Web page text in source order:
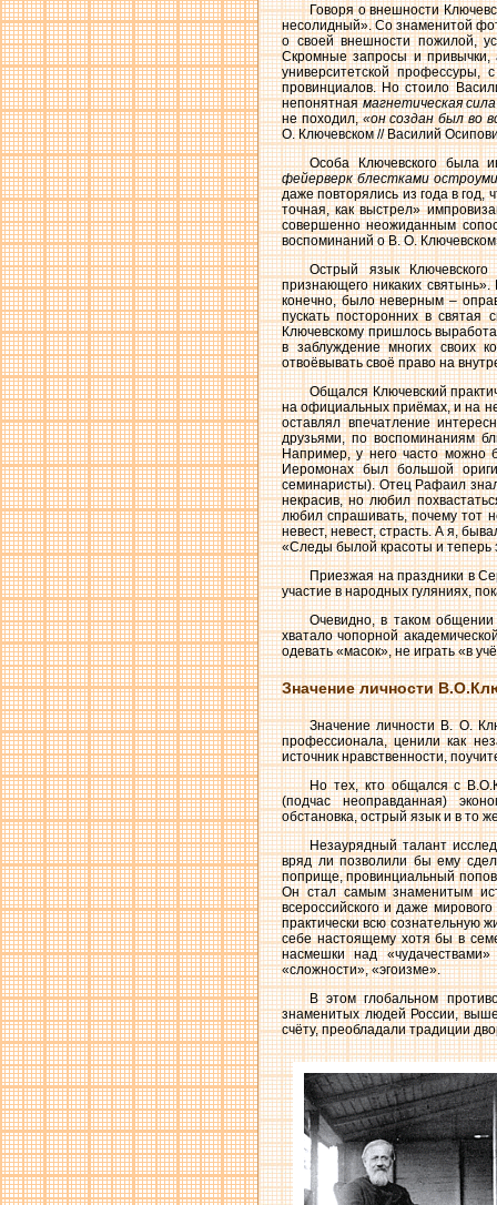
Говоря о внешности
несолидный». Со знаменитой
о своей внешности пожилой,
Скромные запросы и привычки,
университетской
провинциалов. Но стоило
непонятнаямагнетическая сила
не походил,«он создан был во
О. Ключевском // Василий
Особа Ключевского была
фейерверк блестками
даже повторялись из года в год,
точная, как выстрел»
совершенно неожиданным
воспоминаний о В. О.
Острый язык
признающего никаких
конечно, было неверным –
пускать посторонних в
Ключевскому пришлось
в заблуждение многих своих
отвоёвывать своё право на
Общался Ключевский
на официальных приёмах, и на
оставлял впечатление
друзьями, по воспоминаниям
Например, у него часто можно
Иеромонах был большой
семинаристы). Отец Рафаил
некрасив, но любил
любил спрашивать, почему тот
невест, невест, страсть. А я,
«Следы былой красоты и теперь
Приезжая на праздники в
участие в народных гуляниях,
Очевидно, в таком общении
хватало чопорной
одевать «масок», не играть «в
Значение личности
Значение личности В. О.
профессионала, ценили как
источник нравственности,
Но тех, кто общался с
(подчас неоправданная)
обстановка, острый язык и в то
Незаурядный талант
вряд ли позволили бы ему
поприще, провинциальный
Он стал самым знаменитым
всероссийского и даже
практически всю сознательную
себе настоящему хотя бы в
насмешки над «чудачествами»
«сложности», «эгоизме».
В этом глобальном
знаменитых людей России,
счёту, преобладали традиции